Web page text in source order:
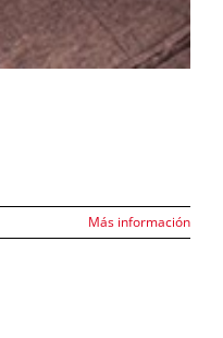
Más información